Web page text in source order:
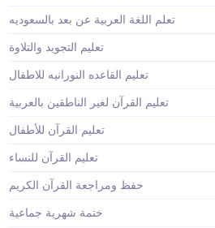
تعلم اللغة العربية عن بعد بالسعوديه
تعليم التجويد والتلاوة
تعليم القاعده النورانيه للاطفال
تعليم القرآن لغير الناطقين بالعربية
تعليم القرآن للأطفال
تعليم القرآن للنساء
حفظ ومراجعة القرآن الكريم
ختمة شهرية جماعية